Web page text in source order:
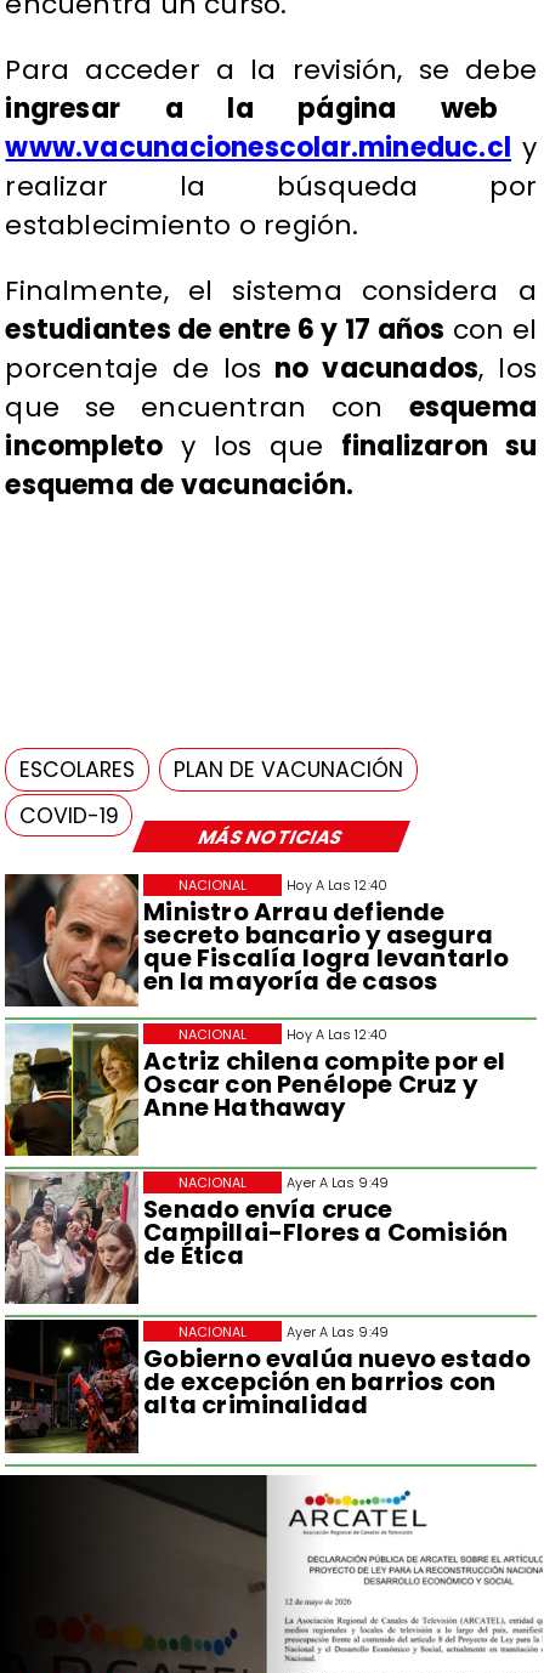
MÁS NOTICIAS
Hoy A Las 12:40
Ministro Arrau defiende
secreto bancario y asegura
que Fiscalía logra levantarlo
en la mayoría de casos
NACIONAL
Hoy A Las 12:40
Actriz chilena compite por el
Oscar con Penélope Cruz y
Anne Hathaway
NACIONAL
Ayer A Las 9:49
Senado envía cruce
Campillai-Flores a Comisión
de Ética
NACIONAL
Ayer A Las 9:49
Gobierno evalúa nuevo estado
de excepción en barrios con
alta criminalidad
NACIONAL
Para acceder a la revisión, se debe
ingresar a la página web
www.vacunacionescolar.mineduc.cl y
realizar la búsqueda por
establecimiento o región.
Finalmente, el sistema considera a
estudiantes de entre 6 y 17 años con el
porcentaje de los no vacunados, los
que se encuentran con esquema
incompleto y los que finalizaron su
esquema de vacunación.
ESCOLARES
PLAN DE VACUNACIÓN
COVID-19